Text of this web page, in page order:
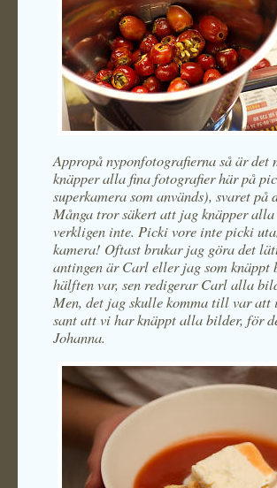
Appropå nyponfotografierna så är det
knäpper alla fina fotografier här på
superkamera som används), svaret
Många tror säkert att jag knäpper
verkligen inte. Picki vore inte picki
kamera! Oftast brukar jag göra det
antingen är Carl eller jag som knäppt
hälften var, sen redigerar Carl alla
Men, det jag skulle komma till var
sant att vi har knäppt alla bilder, för
Johanna.